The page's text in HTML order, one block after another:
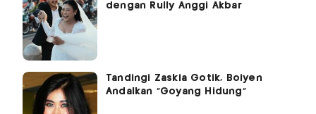
dengan Rully Anggi Akbar
Tandingi Zaskia Gotik, Boiyen
Andalkan "Goyang Hidung"